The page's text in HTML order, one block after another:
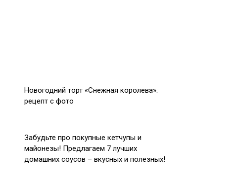
Новогодний торт «Снежная королева»:
рецепт с фото
Забудьте про покупные кетчупы и
майонезы! Предлагаем 7 лучших
домашних соусов – вкусных и полезных!